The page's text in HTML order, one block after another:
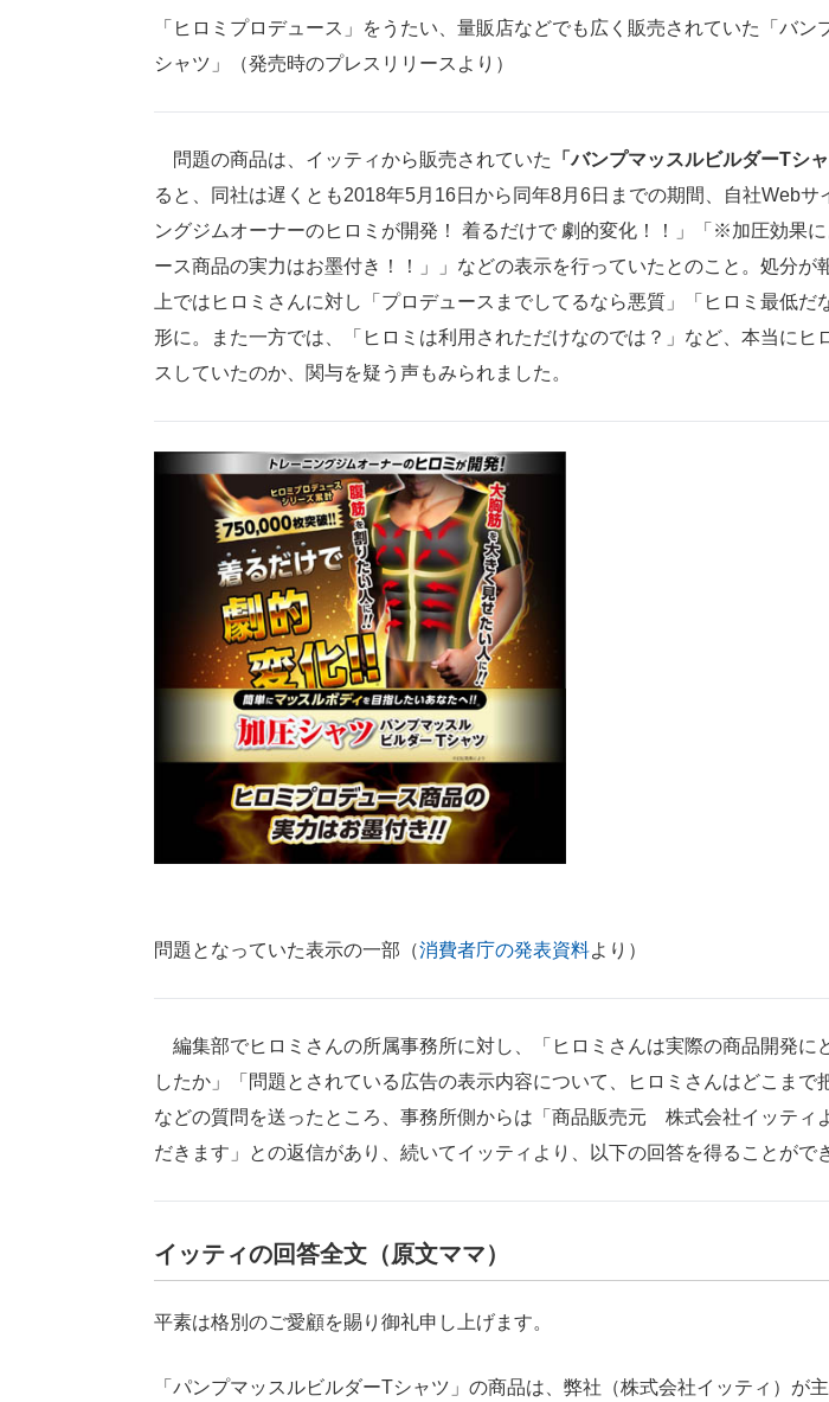
「ヒロミプロデュース」をうたい、量販店などでも広く販売されていた「バン
シャツ」（発売時のプレスリリースより）
問題の商品は、イッティから販売されていた 「バンプマッスルビルダーTシャ
ると、同社は遅くとも2018年5月16日から同年8月6日までの期間、自社Webサ
ングジムオーナーのヒロミが開発！ 着るだけで 劇的変化！！」「※加圧効果に
ース商品の実力はお墨付き！！」」などの表示を行っていたとのこと。処分が
上ではヒロミさんに対し「プロデュースまでしてるなら悪質」「ヒロミ最低だ
形に。また一方では、「ヒロミは利用されただけなのでは？」など、本当にヒ
スしていたのか、関与を疑う声もみられました。
問題となっていた表示の一部（消費者庁の発表資料より）
編集部でヒロミさんの所属事務所に対し、「ヒロミさんは実際の商品開発に
したか」「問題とされている広告の表示内容について、ヒロミさんはどこまで
などの質問を送ったところ、事務所側からは「商品販売元 株式会社イッティ
だきます」との返信があり、続いてイッティより、以下の回答を得ることがで
イッティの回答全文（原文ママ）
平素は格別のご愛顧を賜り御礼申し上げます。
「パンプマッスルビルダーTシャツ」の商品は、弊社（株式会社イッティ）が